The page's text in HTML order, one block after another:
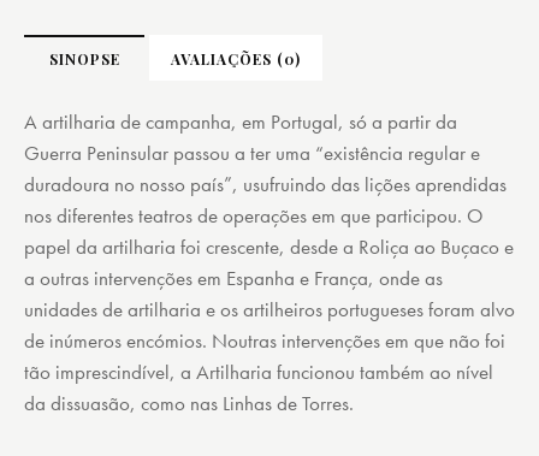
SINOPSE AVALIAÇÕES (0)
A artilharia de campanha, em Portugal, só a partir da
Guerra Peninsular passou a ter uma “existência regular e
duradoura no nosso país”, usufruindo das lições aprendidas
nos diferentes teatros de operações em que participou. O
papel da artilharia foi crescente, desde a Roliça ao Buçaco e
a outras intervenções em Espanha e França, onde as
unidades de artilharia e os artilheiros portugueses foram alvo
de inúmeros encómios. Noutras intervenções em que não foi
tão imprescindível, a Artilharia funcionou também ao nível
da dissuasão, como nas Linhas de Torres.